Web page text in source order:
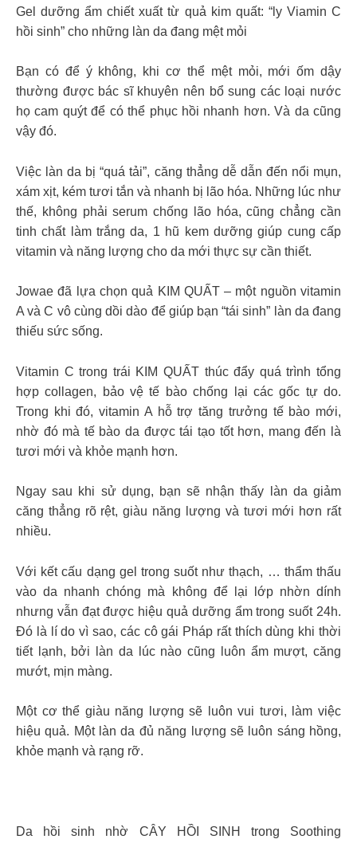
Gel dưỡng ẩm chiết xuất từ quả kim quất: “ly Viamin C
hồi sinh” cho những làn da đang mệt mỏi
Bạn có để ý không, khi cơ thể mệt mỏi, mới ốm dậy
thường được bác sĩ khuyên nên bổ sung các loại nước
họ cam quýt để có thể phục hồi nhanh hơn. Và da cũng
vậy đó.
Việc làn da bị “quá tải”, căng thẳng dễ dẫn đến nổi mụn,
xám xịt, kém tươi tắn và nhanh bị lão hóa. Những lúc như
thế, không phải serum chống lão hóa, cũng chẳng cần
tinh chất làm trắng da, 1 hũ kem dưỡng giúp cung cấp
vitamin và năng lượng cho da mới thực sự cần thiết.
Jowae đã lựa chọn quả KIM QUẤT – một nguồn vitamin
A và C vô cùng dồi dào để giúp bạn “tái sinh” làn da đang
thiếu sức sống.
Vitamin C trong trái KIM QUẤT thúc đẩy quá trình tổng
hợp collagen, bảo vệ tế bào chống lại các gốc tự do.
Trong khi đó, vitamin A hỗ trợ tăng trưởng tế bào mới,
nhờ đó mà tế bào da được tái tạo tốt hơn, mang đến là
tươi mới và khỏe mạnh hơn.
Ngay sau khi sử dụng, bạn sẽ nhận thấy làn da giảm
căng thẳng rõ rệt, giàu năng lượng và tươi mới hơn rất
nhiều.
Với kết cấu dạng gel trong suốt như thạch, … thẩm thấu
vào da nhanh chóng mà không để lại lớp nhờn dính
nhưng vẫn đạt được hiệu quả dưỡng ẩm trong suốt 24h.
Đó là lí do vì sao, các cô gái Pháp rất thích dùng khi thời
tiết lạnh, bởi làn da lúc nào cũng luôn ẩm mượt, căng
mướt, mịn màng.
Một cơ thể giàu năng lượng sẽ luôn vui tươi, làm việc
hiệu quả. Một làn da đủ năng lượng sẽ luôn sáng hồng,
khỏe mạnh và rạng rỡ.
Da hồi sinh nhờ CÂY HỒI SINH trong Soothing